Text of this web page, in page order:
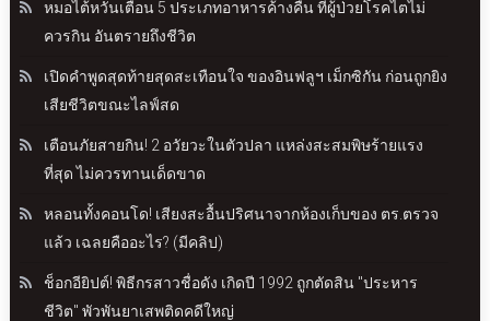
หมอไต้หวันเตือน 5 ประเภทอาหารค้างคืน ที่ผู้ป่วยโรคไตไม่
ควรกิน อันตรายถึงชีวิต
เปิดคำพูดสุดท้ายสุดสะเทือนใจ ของอินฟลูฯ เม็กซิกัน ก่อนถูกยิง
เสียชีวิตขณะไลฟ์สด
เตือนภัยสายกิน! 2 อวัยวะในตัวปลา แหล่งสะสมพิษร้ายแรง
ที่สุด ไม่ควรทานเด็ดขาด
หลอนทั้งคอนโด! เสียงสะอื้นปริศนาจากห้องเก็บของ ตร.ตรวจ
แล้ว เฉลยคืออะไร? (มีคลิป)
ช็อกอียิปต์! พิธีกรสาวชื่อดัง เกิดปี 1992 ถูกตัดสิน "ประหาร
ชีวิต" พัวพันยาเสพติดคดีใหญ่